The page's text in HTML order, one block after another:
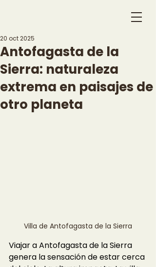
Antofagasta de la
Sierra: naturaleza
extrema en paisajes de
otro planeta
20 oct 2025
Villa de Antofagasta de la Sierra
Viajar a Antofagasta de la Sierra
genera la sensación de estar cerca